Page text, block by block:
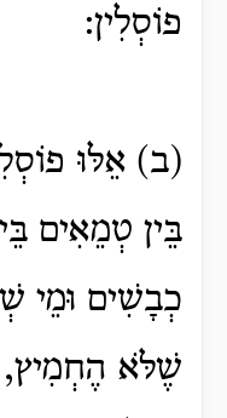
פוֹסְלִין:
(ב) אֵלּוּ
בֵּין טְמֵאִים
כְבָשִׁים וּמֵי
שֶׁלֹּא הֶחְמִיץ,